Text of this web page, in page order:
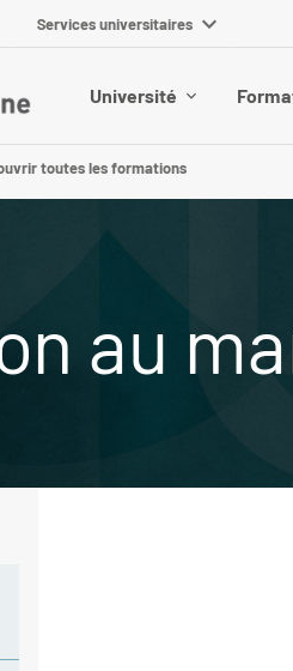
Services universitaires
Université
toutes les formations
au